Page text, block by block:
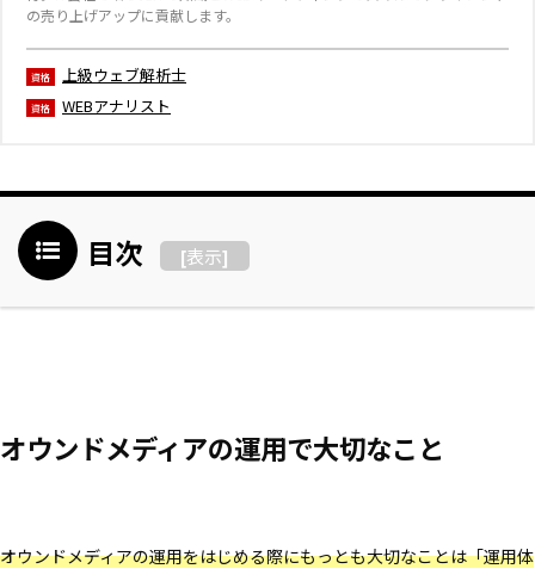
の売り上げアップに貢献します。
資格 上級ウェブ解析士
資格 WEBアナリスト
目次 [表示]
オウンドメディアの運用で大切なこと
オウンドメディアの運用をはじめる際にもっとも大切なことは「運用体